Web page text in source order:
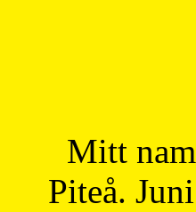
Mitt
Piteå.